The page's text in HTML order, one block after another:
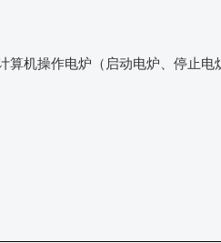
机操作电炉（启动电炉、停止